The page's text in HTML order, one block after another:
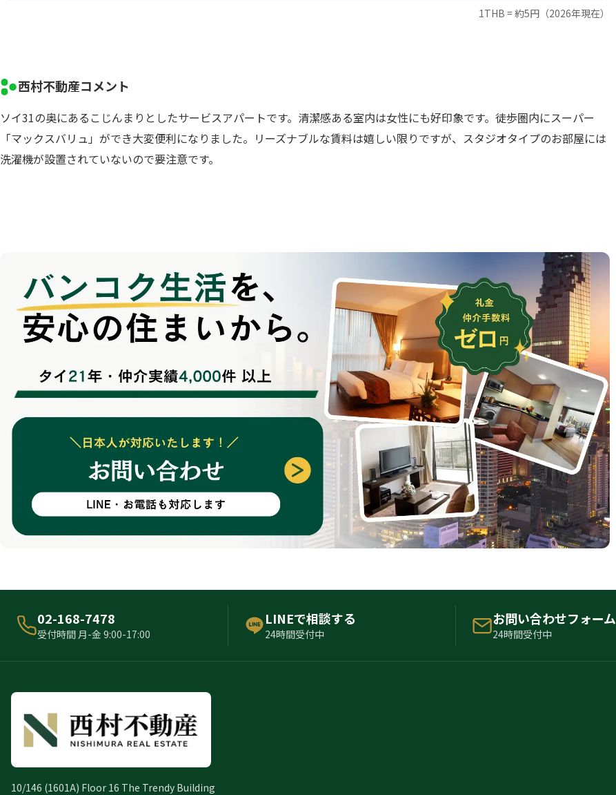
1THB = 約5円（2026年現在）
西村不動産コメント
ソイ31の奥にあるこじんまりとしたサービスアパートです。清潔感ある室内は女性にも好印象です。徒歩圏内にスーパー
「マックスバリュ」ができ大変便利になりました。リーズナブルな賃料は嬉しい限りですが、スタジオタイプのお部屋には
洗濯機が設置されていないので要注意です。
02-168-7478
受付時間 月-金 9:00-17:00
LINEで相談する
24時間受付中
お問い合わせフォーム
24時間受付中
10/146 (1601A) Floor 16 The Trendy Building